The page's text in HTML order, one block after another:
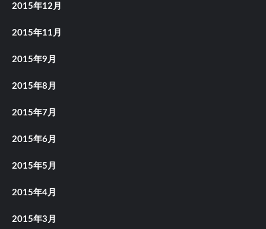
2015年12月
2015年11月
2015年9月
2015年8月
2015年7月
2015年6月
2015年5月
2015年4月
2015年3月